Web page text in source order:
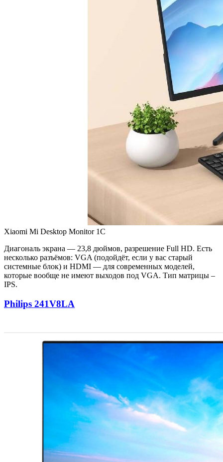
Xiaomi Mi Desktop Monitor 1C
Диагональ экрана — 23,8 дюймов, разрешение Full HD. Есть
несколько разъёмов: VGA (подойдёт, если у вас старый
системные блок) и HDMI — для современных моделей,
которые вообще не имеют выходов под VGA. Тип матрицы –
IPS.
Philips 241V8LA